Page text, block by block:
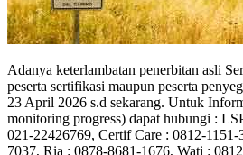
Adanya keterlambatan penerbitan asli
peserta sertifikasi maupun peserta
23 April 2026 s.d sekarang. Untuk
monitoring progress) dapat hubungi :
021-22426769, Certif Care : 0812-
7037, Ria : 0878-8681-1676, Wati :